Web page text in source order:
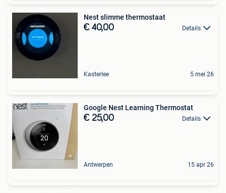
Nest slimme thermostaat
€ 40,00 Details
Kasterlee 5 mei 26
Google Nest Learning Thermostat
€ 25,00 Details
Antwerpen 15 apr 26